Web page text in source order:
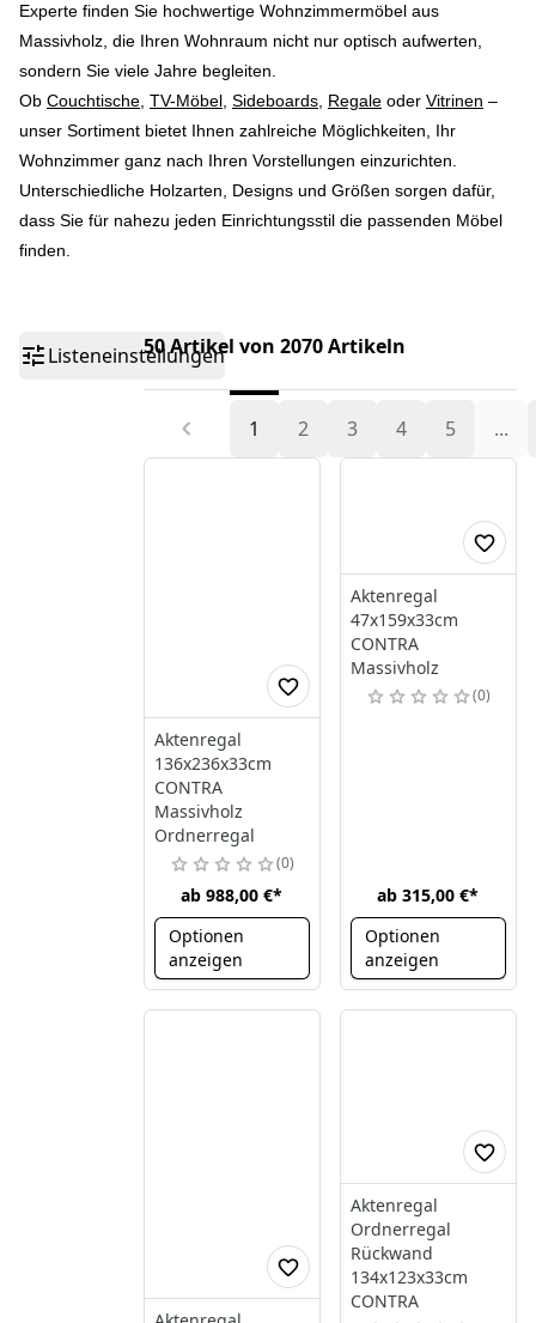
Experte finden Sie hochwertige Wohnzimmermöbel aus
Massivholz, die Ihren Wohnraum nicht nur optisch aufwerten,
sondern Sie viele Jahre begleiten.
Ob Couchtische TV-Möbel Sideboards Regale oder Vitrinen –
unser Sortiment bietet Ihnen zahlreiche Möglichkeiten, Ihr
Wohnzimmer ganz nach Ihren Vorstellungen einzurichten.
Unterschiedliche Holzarten, Designs und Größen sorgen dafür,
dass Sie für nahezu jeden Einrichtungsstil die passenden Möbel
finden.
Listeneinstellungen50 Artikel von 2070 Artikeln
1 2 3 4 5 ...
Aktenregal
136x236x33cm
CONTRA
Massivholz
Ordnerregal
0
ab 988,00 €*
Optionen
anzeigen
Aktenregal
47x159x33cm
CONTRA
Massivholz
0
ab 315,00 €*
Optionen
anzeigen
Aktenregal
Ordnerregal
Rückwand
134x123x33cm
CONTRA